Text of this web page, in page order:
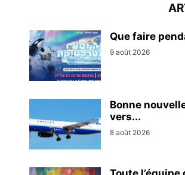
Que faire
9 août 2026
Bonne
vers...
8 août 2026